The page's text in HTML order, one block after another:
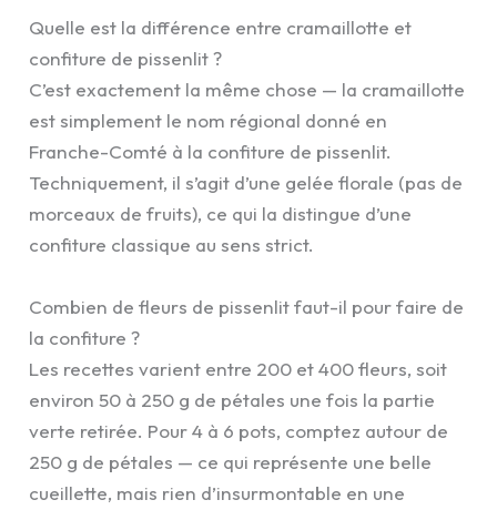
Quelle est la différence entre cramaillotte et
confiture de pissenlit ?
C’est exactement la même chose — la cramaillotte
est simplement le nom régional donné en
Franche-Comté à la confiture de pissenlit.
Techniquement, il s’agit d’une gelée florale (pas de
morceaux de fruits), ce qui la distingue d’une
confiture classique au sens strict.
Combien de fleurs de pissenlit faut-il pour faire de
la confiture ?
Les recettes varient entre 200 et 400 fleurs, soit
environ 50 à 250 g de pétales une fois la partie
verte retirée. Pour 4 à 6 pots, comptez autour de
250 g de pétales — ce qui représente une belle
cueillette, mais rien d’insurmontable en une